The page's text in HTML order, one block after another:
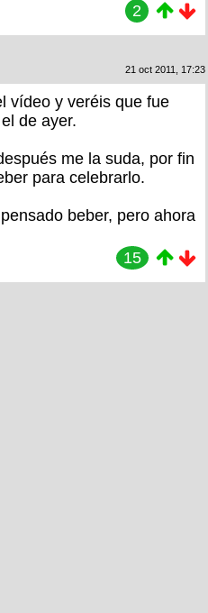
2
21 oct 2011, 17:23
vídeo y veréis que fue
de ayer.
me la suda, por fin
para celebrarlo.
beber, pero ahora
15